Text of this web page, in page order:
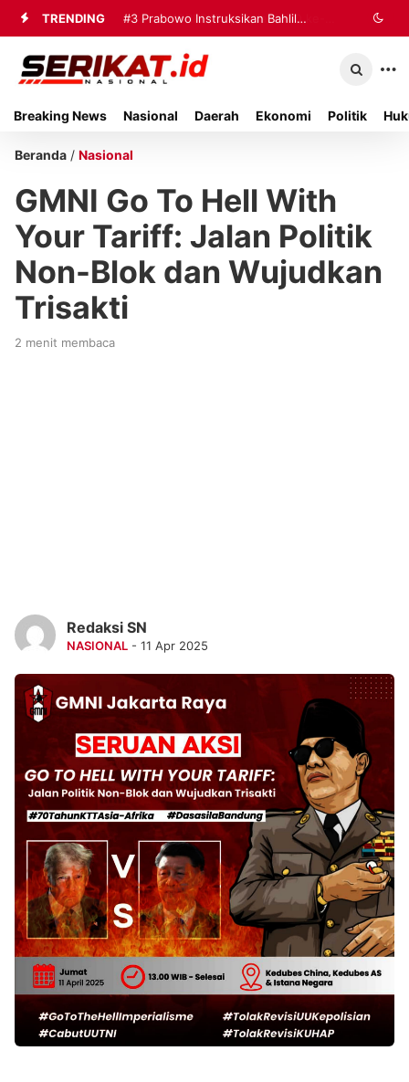
TRENDING #3 Prabowo Instruksikan Bahlil
Percepat Penanganan Pemadaman
Breaking News Nasional Daerah Ekonomi Politik
Beranda / Nasional
GMNI Go To Hell With
Your Tariff: Jalan Politik
Non-Blok dan Wujudkan
Trisakti
2 menit membaca
Redaksi SN
NASIONAL - 11 Apr 2025